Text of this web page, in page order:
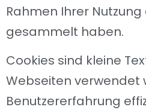
Rahmen Ihrer
gesammelt haben.
Cookies sind kleine
Webseiten verwendet
Benutzererfahrung